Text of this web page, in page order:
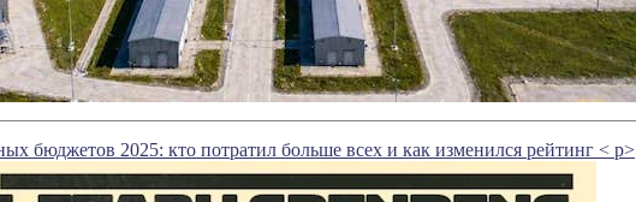
бюджетов 2025: кто потратил больше всех и как изменился рейтинг < p>